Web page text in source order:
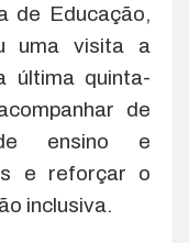
de Educação,
uma visita a
última quinta-
de
ensino e
e reforçar o
inclusiva.